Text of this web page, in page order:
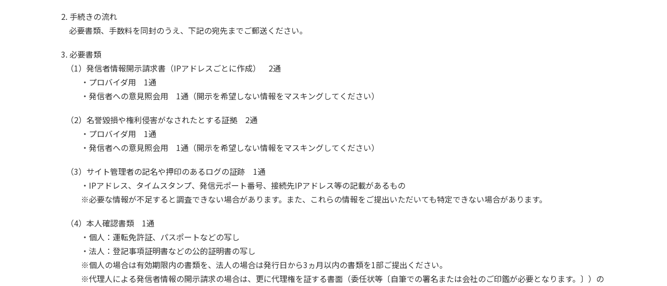
2. 手続きの流れ
必要書類、手数料を同封のうえ、下記の宛先までご郵送ください。
3. 必要書類
（1）発信者情報開示請求書（IPアドレスごとに作成） 2通
・プロバイダ用 1通
・発信者への意見照会用 1通（開示を希望しない情報をマスキングしてください）
（2）名誉毀損や権利侵害がなされたとする証拠 2通
・プロバイダ用 1通
・発信者への意見照会用 1通（開示を希望しない情報をマスキングしてください）
（3）サイト管理者の記名や押印のあるログの証跡 1通
・IPアドレス、タイムスタンプ、発信元ポート番号、接続先IPアドレス等の記載があるもの
※必要な情報が不足すると調査できない場合があります。また、これらの情報をご提出いただいても特定できない場合があります。
（4）本人確認書類 1通
・個人：運転免許証、パスポートなどの写し
・法人：登記事項証明書などの公的証明書の写し
※個人の場合は有効期限内の書類を、法人の場合は発行日から3ヵ月以内の書類を1部ご提出ください。
※代理人による発信者情報の開示請求の場合は、更に代理権を証する書面（委任状等〔自筆での署名または会社のご印鑑が必要となります。〕）の